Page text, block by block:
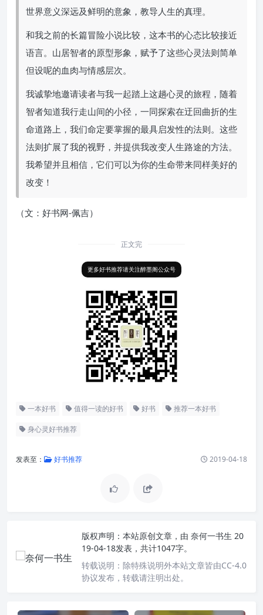
世界意义深远及鲜明的意象，教导人生的真理。
和我之前的长篇冒险小说比较，这本书的心态比较接近
语言。山居智者的原型形象，赋予了这些心灵法则简单
但设呢的血肉与情感层次。
我诚挚地邀请读者与我一起踏上这趟心灵的旅程，随着
智者知道我行走山间的小径，一同探索在迂回曲折的生
命道路上，我们命定要掌握的最具启发性的法则。这些
法则扩展了我的视野，并提供我改变人生路途的方法。
我希望并且相信，它们可以为你的生命带来同样美好的
改变！
（文：好书网-佩吉）
正文完
更多好书推荐请关注醉墨阁公众号
一本好书 值得一读的好书 好书 推荐一本好书
身心灵好书推荐
发表至： 好书推荐 2019-04-18
版权声明： 本站原创文章，由 奈何一书生 20
19-04-18发表，共计1047字。
转载说明： 除特殊说明外本站文章皆由CC-4.0
协议发布，转载请注明出处。